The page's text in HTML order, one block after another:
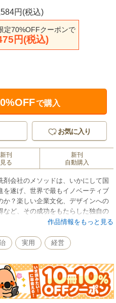
円(税込)
定70%OFFクーポンで
円(税込)
で購入
お気に入り
刊
る
新刊
自動購入
会社のメソッドは、いかにして国
を遂げ、世界で最もイノベーティブ
か？楽しい企業文化、デザインへの
など、その成功をもたらした独自の
作品情報をもっと見る
実用 経営